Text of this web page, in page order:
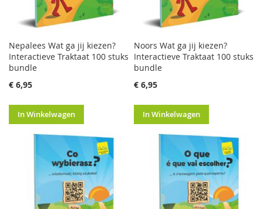
Nepalees Wat ga jij kiezen?
Interactieve Traktaat 100 stuks
bundle
€ 6,95
In Winkelwagen
Noors Wat ga jij kiezen?
Interactieve Traktaat 100 stuks
bundle
€ 6,95
In Winkelwagen